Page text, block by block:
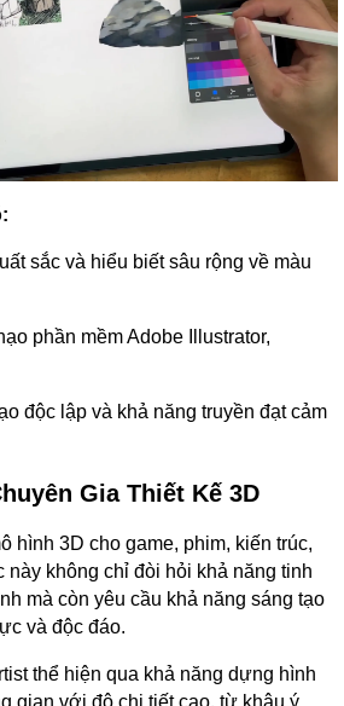
sắc và hiểu biết sâu rộng về màu
phần mềm Adobe Illustrator,
độc lập và khả năng truyền đạt cảm
Gia Thiết Kế 3D
hình 3D cho game, phim, kiến trúc,
không chỉ đòi hỏi khả năng tinh
mà còn yêu cầu khả năng sáng tạo
và độc đáo.
thể hiện qua khả năng dựng hình
gian với độ chi tiết cao, từ khâu ý